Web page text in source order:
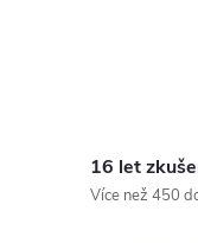
16 let
Více než 450